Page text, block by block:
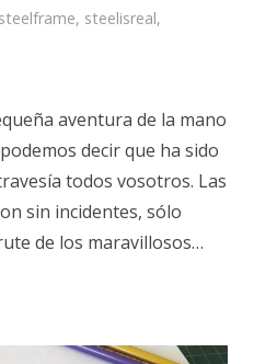
steelframe, steelisreal,
aventura de la mano
decir que ha sido
todos vosotros. Las
sin incidentes, sólo
de los maravillosos…